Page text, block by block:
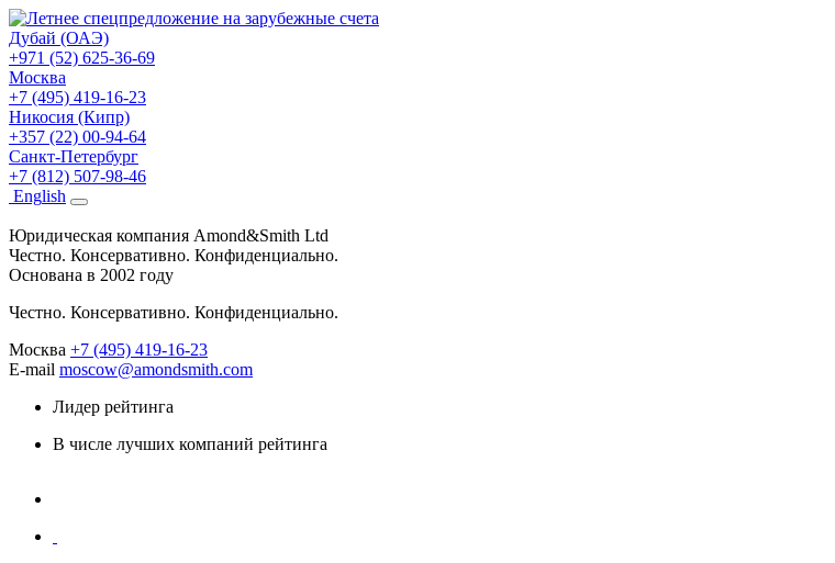
Дубай (ОАЭ)
+971 (52) 625-36-69
Москва
+7 (495) 419-16-23
Никосия (Кипр)
+357 (22) 00-94-64
Санкт-Петербург
+7 (812) 507-98-46
English
Юридическая компания Amond&Smith Ltd
Честно. Консервативно. Конфиденциально.
Основана в 2002 году
Честно. Консервативно. Конфиденциально.
Москва +7 (495) 419-16-23
E-mail moscow@amondsmith.com
Лидер рейтинга
В числе лучших компаний рейтинга